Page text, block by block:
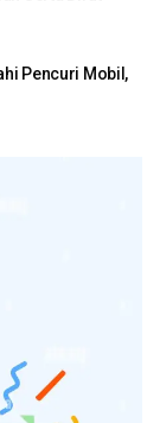
Pencuri Mobil,